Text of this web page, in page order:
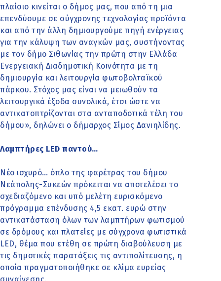
πλαίσιο κινείται ο δήμος μας, που από τη μια
επενδύουμε σε σύγχρονης τεχνολογίας προϊόντα
και από την άλλη δημιουργούμε πηγή ενέργειας
για την κάλυψη των αναγκών μας, συστήνοντας
με τον δήμο Σιθωνίας την πρώτη στην Ελλάδα
Ενεργειακή Διαδημοτική Κοινότητα με τη
δημιουργία και λειτουργία φωτοβολταϊκού
πάρκου. Στόχος μας είναι να μειωθούν τα
λειτουργικά έξοδα συνολικά, έτσι ώστε να
αντικατοπτρίζονται στα ανταποδοτικά τέλη του
δήμου», δηλώνει ο δήμαρχος Σίμος Δανιηλίδης.
Λαμπτήρες LED παντού…
Νέο ισχυρό… όπλο της φαρέτρας του δήμου
Νεάπολης-Συκεών πρόκειται να αποτελέσει το
σχεδιαζόμενο και υπό μελέτη ευρισκόμενο
πρόγραμμα επένδυσης 4,5 εκατ. ευρώ στην
αντικατάσταση όλων των λαμπτήρων φωτισμού
σε δρόμους και πλατείες με σύγχρονα φωτιστικά
LED, θέμα που ετέθη σε πρώτη διαβούλευση με
τις δημοτικές παρατάξεις τις αντιπολίτευσης, η
οποία πραγματοποιήθηκε σε κλίμα ευρείας